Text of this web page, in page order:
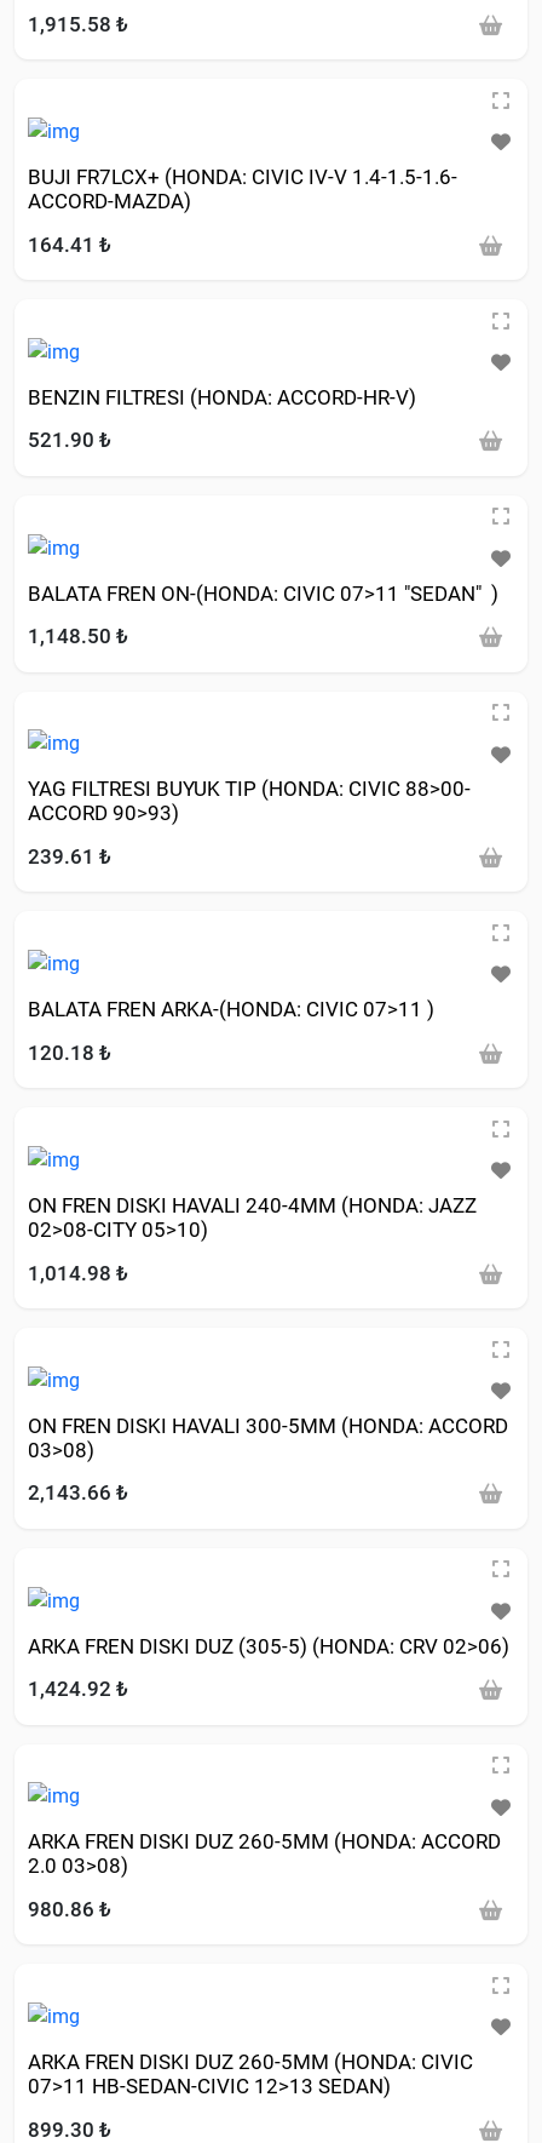
1,915.58 ₺
BUJI FR7LCX+ (HONDA: CIVIC IV-V 1.4-1.5-1.6-
ACCORD-MAZDA)
164.41 ₺
BENZIN FILTRESI (HONDA: ACCORD-HR-V)
521.90 ₺
BALATA FREN ON-(HONDA: CIVIC 07>11 "SEDAN" )
1,148.50 ₺
YAG FILTRESI BUYUK TIP (HONDA: CIVIC 88>00-
ACCORD 90>93)
239.61 ₺
BALATA FREN ARKA-(HONDA: CIVIC 07>11 )
120.18 ₺
ON FREN DISKI HAVALI 240-4MM (HONDA: JAZZ
02>08-CITY 05>10)
1,014.98 ₺
ON FREN DISKI HAVALI 300-5MM (HONDA: ACCORD
03>08)
2,143.66 ₺
ARKA FREN DISKI DUZ (305-5) (HONDA: CRV 02>06)
1,424.92 ₺
ARKA FREN DISKI DUZ 260-5MM (HONDA: ACCORD
2.0 03>08)
980.86 ₺
ARKA FREN DISKI DUZ 260-5MM (HONDA: CIVIC
07>11 HB-SEDAN-CIVIC 12>13 SEDAN)
899.30 ₺